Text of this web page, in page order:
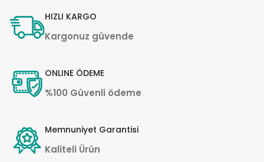
HIZLI KARGO
Kargonuz güvende
ONLINE ÖDEME
%100 Güvenli ödeme
Memnuniyet Garantisi
Kaliteli Ürün